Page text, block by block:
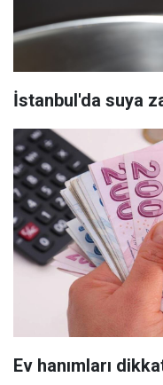
İstanbul'da suya
Ev hanımları